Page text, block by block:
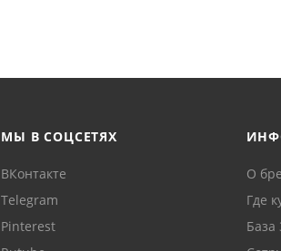
МЫ В СОЦСЕТЯХ
ВКонтакте
Telegram
Pinterest
О
Где
База